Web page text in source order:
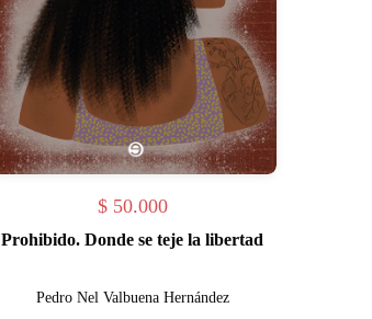
$50.000
Prohibido. Donde se teje la libertad
Pedro Nel Valbuena Hernández